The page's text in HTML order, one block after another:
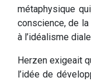
métaphysique
conscience, de
à l’idéalisme
Herzen exigeait
l’idée de